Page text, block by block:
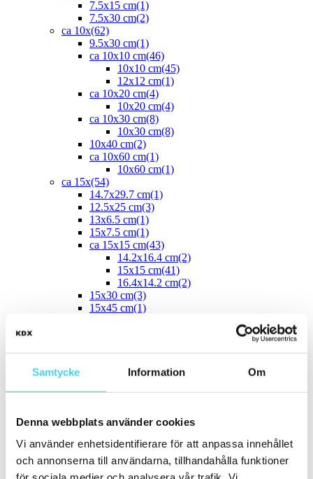
Samtycke Information Om
Denna webbplats använder cookies
Vi använder enhetsidentifierare för att anpassa innehållet
och annonserna till användarna, tillhandahålla funktioner
7.5x15 cm(1)
7.5x30 cm(2)
ca 10x(62)
9.5x30 cm(1)
ca 10x10 cm(46)
10x10 cm(45)
12x12 cm(1)
ca 10x20 cm(4)
10x20 cm(4)
ca 10x30 cm(8)
10x30 cm(8)
10x40 cm(2)
ca 10x60 cm(1)
10x60 cm(1)
ca 15x(54)
14.7x29.7 cm(1)
12.5x25 cm(3)
13x6.5 cm(1)
15x7.5 cm(1)
ca 15x15 cm(43)
14.2x16.4 cm(2)
15x15 cm(41)
16.4x14.2 cm(2)
15x30 cm(3)
15x45 cm(1)
20x20 cm(22)
20x10 cm(4)
20x30 cm(1)
ca 20x60 cm(2)
20x58 cm(1)
20x60 cm